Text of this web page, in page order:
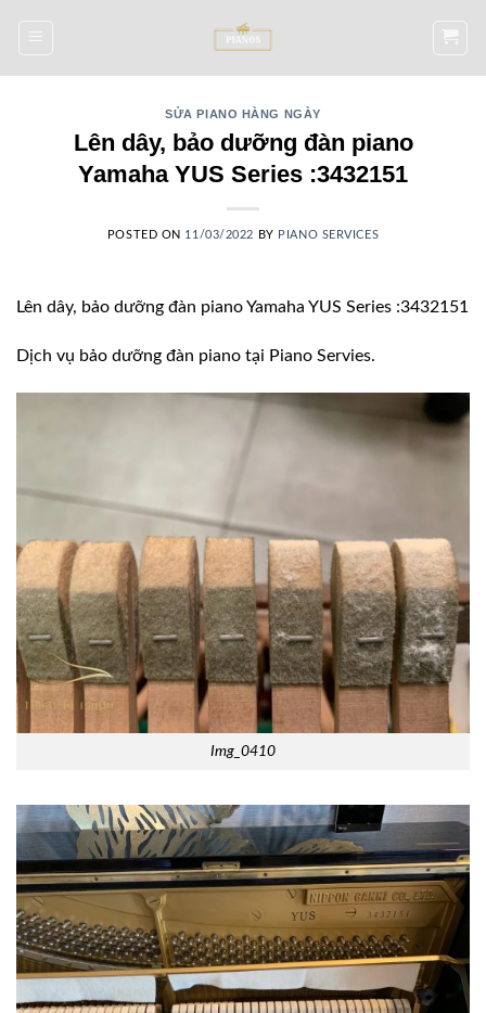
SỬA PIANO HÀNG NGÀY
Lên dây, bảo dưỡng đàn piano
Yamaha YUS Series :3432151
POSTED ON 11/03/2022 BY PIANO SERVICES
Lên dây, bảo dưỡng đàn piano Yamaha YUS Series :3432151
Dịch vụ bảo dưỡng đàn piano tại Piano Servies.
Img_0410